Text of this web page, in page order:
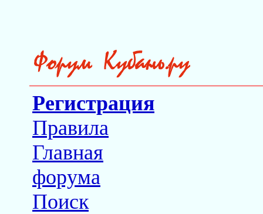
Регистрация
Правила
Главная
форума
Поиск